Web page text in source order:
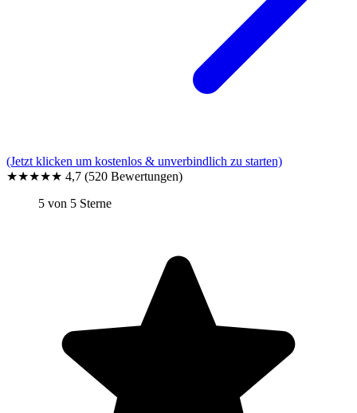
(Jetzt klicken um kostenlos & unverbindlich zu starten)
★★★★★ 4,7 (520 Bewertungen)
5 von 5 Sterne